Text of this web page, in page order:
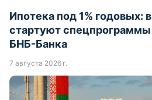
Ипотека под 1%
стартуют спецпрограммы
БНБ-Банка
7 августа 2026 г.